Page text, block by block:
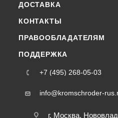
ДОСТАВКА
КОНТАКТЫ
ПРАВООБЛАДАТЕЛЯМ
ПОДДЕРЖКА
+7 (495) 268-05-03
info@kromschroder-
г. Москва,